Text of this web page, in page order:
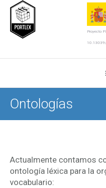
Proyecto
Ontologías
Actualmente contamos
ontología léxica para la
vocabulario: